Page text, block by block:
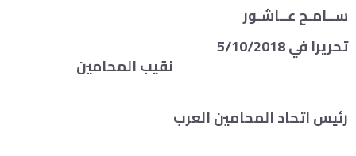
ســامـح عــاشـور
نقيب المحامين
رئيس اتحاد المحامين العرب